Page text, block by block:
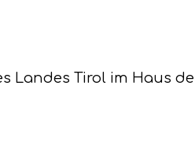
Landes Tirol im Haus